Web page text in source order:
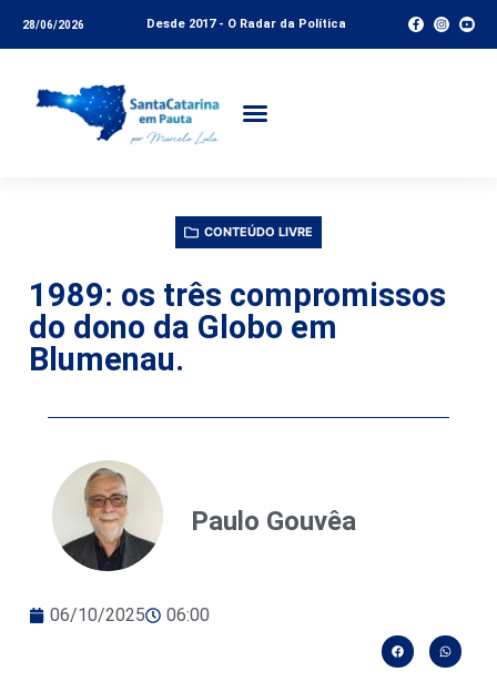
28/06/2026 Desde 2017 - O Radar da Política
CONTEÚDO LIVRE
1989: os três compromissos
do dono da Globo em
Blumenau.
Paulo Gouvêa
06/10/2025 06:00